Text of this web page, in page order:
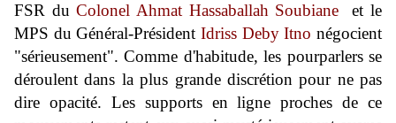
FSR duColonel Ahmat Hassaballah Soubiane
et le
MPS du Général-Président Idriss Deby Itno négocient
"sérieusement". Comme d'habitude, les pourparlers se
déroulent dans la plus grande discrétion pour ne pas
dire opacité. Les supports en ligne proches de ce